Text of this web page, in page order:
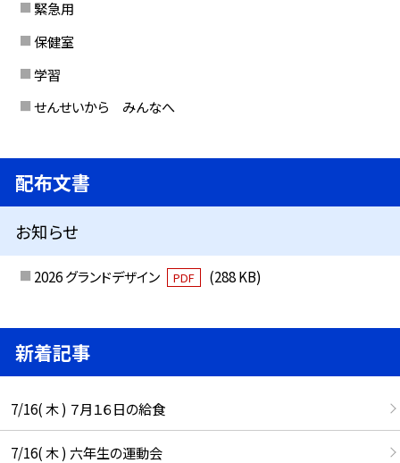
緊急用
保健室
学習
せんせいから みんなへ
配布文書
お知らせ
2026 グランドデザイン PDF (288 KB)
新着記事
7/16( 木 ) ７月１６日の給食
7/16( 木 ) 六年生の運動会